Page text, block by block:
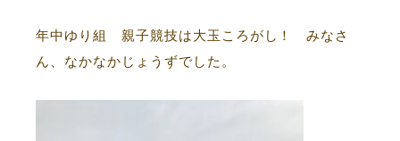
年中ゆり組 親子競技は大玉ころがし！ みなさ
ん、なかなかじょうずでした。